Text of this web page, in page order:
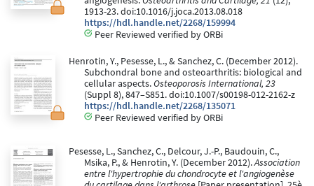
1913-23. doi:10.1016/j.joca.2013.08.018
https://hdl.handle.net/2268/159994
Peer Reviewed verified by ORBi
Henrotin, Y., Pesesse, L., & Sanchez, C. (December 2012).
Subchondral bone and osteoarthritis: biological and
cellular aspects.Osteoporosis International, 23
(Suppl 8), 847–S851. doi:10.1007/s00198-012-2162-z
https://hdl.handle.net/2268/135071
Peer Reviewed verified by ORBi
Pesesse, L., Sanchez, C., Delcour, J.-P., Baudouin, C.,
Msika, P., & Henrotin, Y. (December 2012).Association
entre l'hypertrophie du chondrocyte et l'angiogenèse